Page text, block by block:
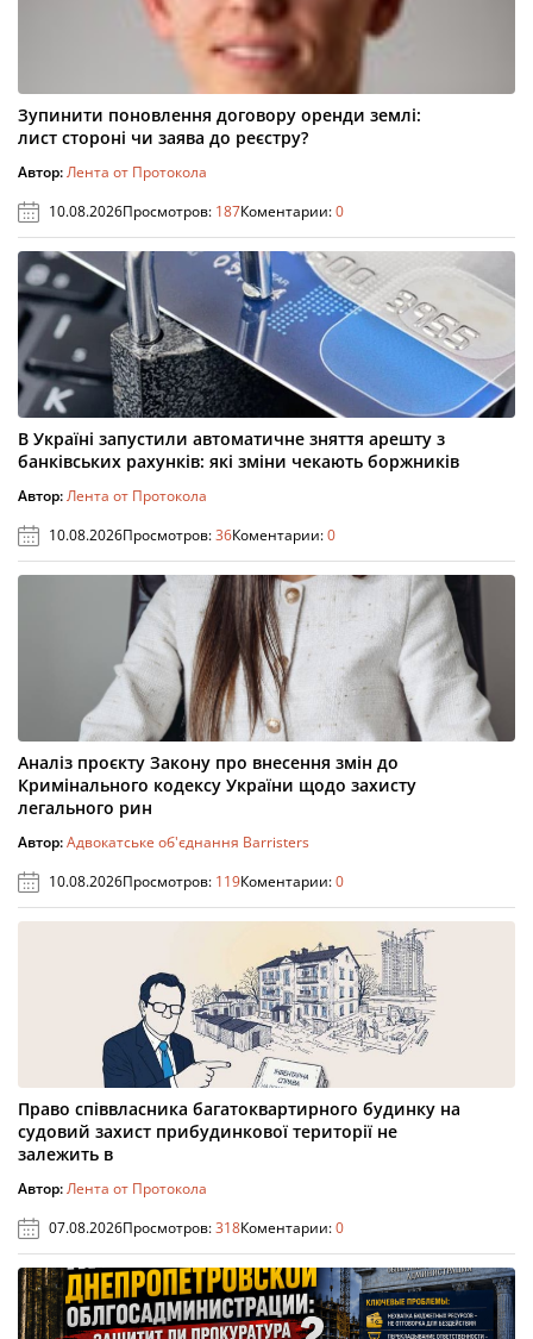
Зупинити поновлення договору оренди землі:
лист стороні чи заява до реєстру?
Автор:Лента от Протокола
10.08.2026Просмотров: 187Коментарии:0
В Україні запустили автоматичне зняття арешту з
банківських рахунків: які зміни чекають боржників
Автор:Лента от Протокола
10.08.2026Просмотров:36Коментарии:0
Аналіз проєкту Закону про внесення змін до
Кримінального кодексу України щодо захисту
легального рин
Автор:Адвокатське об'єднання Barristers
10.08.2026Просмотров: 119Коментарии:0
Право співвласника багатоквартирного будинку на
судовий захист прибудинкової території не
залежить в
Автор:Лента от Протокола
07.08.2026Просмотров:318Коментарии:0